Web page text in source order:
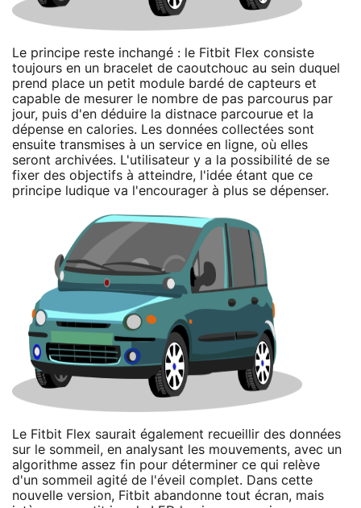
Le principe reste inchangé : le Fitbit Flex consiste
toujours en un bracelet de caoutchouc au sein duquel
prend place un petit module bardé de capteurs et
capable de mesurer le nombre de pas parcourus par
jour, puis d'en déduire la distnace parcourue et la
dépense en calories. Les données collectées sont
ensuite transmises à un service en ligne, où elles
seront archivées. L'utilisateur y a la possibilité de se
fixer des objectifs à atteindre, l'idée étant que ce
principe ludique va l'encourager à plus se dépenser.
Le Fitbit Flex saurait également recueillir des données
sur le sommeil, en analysant les mouvements, avec un
algorithme assez fin pour déterminer ce qui relève
d'un sommeil agité de l'éveil complet. Dans cette
nouvelle version, Fitbit abandonne tout écran, mais